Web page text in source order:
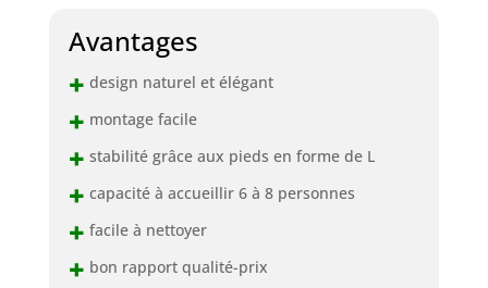
Avantages
+ design naturel et élégant
+ montage facile
+ stabilité grâce aux pieds en forme de L
+ capacité à accueillir 6 à 8 personnes
+ facile à nettoyer
+ bon rapport qualité-prix